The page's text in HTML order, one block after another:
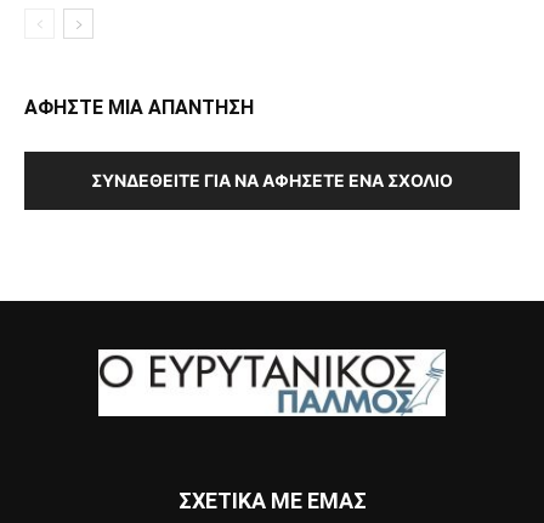
ΑΦΗΣΤΕ ΜΙΑ ΑΠΑΝΤΗΣΗ
ΣΥΝΔΕΘΕΊΤΕ ΓΙΑ ΝΑ ΑΦΉΣΕΤΕ ΈΝΑ ΣΧΌΛΙΟ
ΣΧΕΤΙΚΑ ΜΕ ΕΜΑΣ